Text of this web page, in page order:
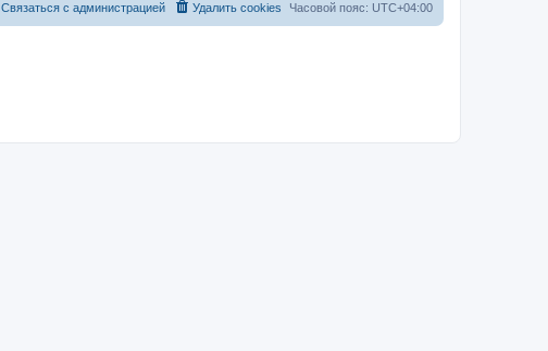
Часовой пояс: UTC+04:00
Удалить cookies
Связаться с администрацией